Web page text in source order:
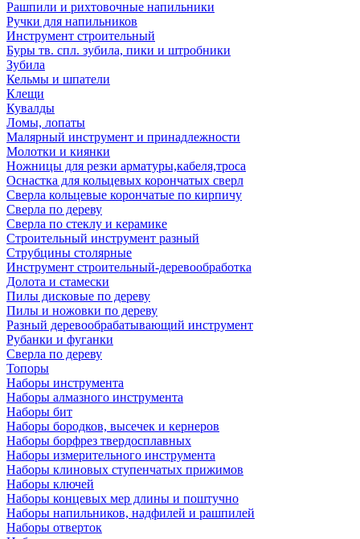
Рашпили и рихтовочные напильники
Ручки для напильников
Инструмент строительный
Буры тв. спл. зубила, пики и штробники
Зубила
Кельмы и шпатели
Клещи
Кувалды
Ломы, лопаты
Малярный инструмент и принадлежности
Молотки и киянки
Ножницы для резки арматуры,кабеля,троса
Оснастка для кольцевых корончатых сверл
Сверла кольцевые корончатые по кирпичу
Сверла по дереву
Сверла по стеклу и керамике
Строительный инструмент разный
Струбцины столярные
Инструмент строительный-деревообработка
Долота и стамески
Пилы дисковые по дереву
Пилы и ножовки по дереву
Разный деревообрабатывающий инструмент
Рубанки и фуганки
Сверла по дереву
Топоры
Наборы инструмента
Наборы алмазного инструмента
Наборы бит
Наборы бородков, высечек и кернеров
Наборы борфрез твердосплавных
Наборы измерительного инструмента
Наборы клиновых ступенчатых прижимов
Наборы ключей
Наборы концевых мер длины и поштучно
Наборы напильников, надфилей и рашпилей
Наборы отверток